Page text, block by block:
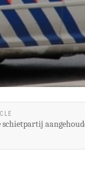
schietpartij